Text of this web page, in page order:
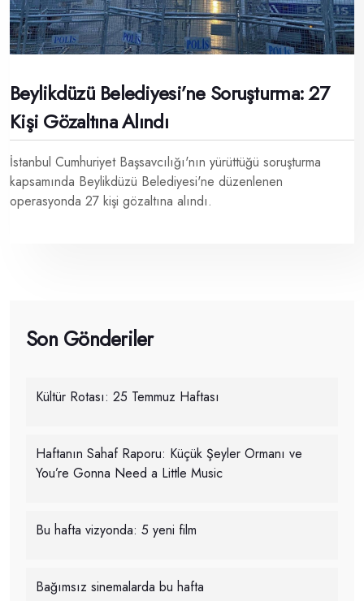
Beylikdüzü Belediyesi’ne Soruşturma: 27
Kişi Gözaltına Alındı
İstanbul Cumhuriyet Başsavcılığı'nın yürüttüğü soruşturma
kapsamında Beylikdüzü Belediyesi'ne düzenlenen
operasyonda 27 kişi gözaltına alındı.
Son Gönderiler
Kültür Rotası: 25 Temmuz Haftası
Haftanın Sahaf Raporu: Küçük Şeyler Ormanı ve
You’re Gonna Need a Little Music
Bu hafta vizyonda: 5 yeni film
Bağımsız sinemalarda bu hafta